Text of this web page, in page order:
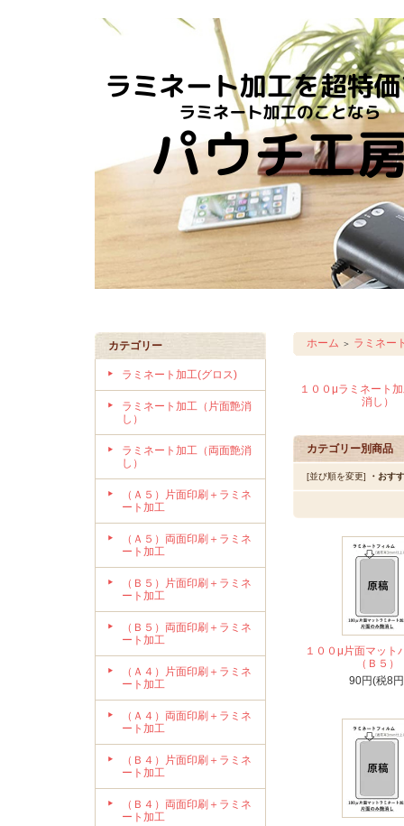
カテゴリー
ラミネート加工(グロス)
ラミネート加工（片面艶消
し）
ラミネート加工（両面艶消
し）
（Ａ５）片面印刷＋ラミネ
ート加工
（Ａ５）両面印刷＋ラミネ
ート加工
（Ｂ５）片面印刷＋ラミネ
ート加工
（Ｂ５）両面印刷＋ラミネ
ート加工
（Ａ４）片面印刷＋ラミネ
ート加工
（Ａ４）両面印刷＋ラミネ
ート加工
（Ｂ４）片面印刷＋ラミネ
ート加工
（Ｂ４）両面印刷＋ラミネ
ート加工
ホーム ＞ ラミネー
１００μラミネート
消し）
カテゴリー別商品
[並び順を変更] ・おす
１００μ片面マット
（Ｂ５）
90円(税8